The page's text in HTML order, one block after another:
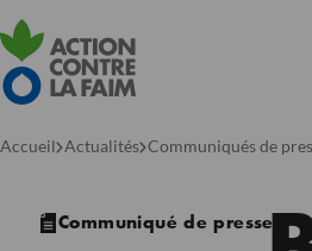
Accueil Actualités Communiqués de
Communiqué de presse